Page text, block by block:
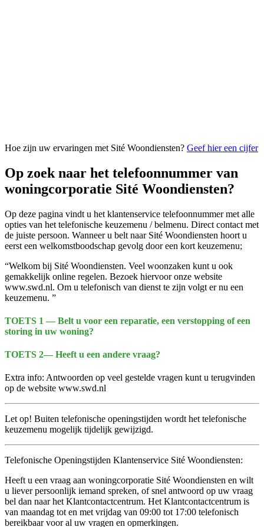
Hoe zijn uw ervaringen met Sité Woondiensten? Geef hier een cijfer
Op zoek naar het telefoonnummer van
woningcorporatie Sité Woondiensten?
Op deze pagina vindt u het klantenservice telefoonnummer met alle
opties van het telefonische keuzemenu / belmenu. Direct contact met
de juiste persoon. Wanneer u belt naar Sité Woondiensten hoort u
eerst een welkomstboodschap gevolg door een kort keuzemenu;
“Welkom bij Sité Woondiensten. Veel woonzaken kunt u ook
gemakkelijk online regelen. Bezoek hiervoor onze website
www.swd.nl. Om u telefonisch van dienst te zijn volgt er nu een
keuzemenu. ”
TOETS 1 — Belt u voor een reparatie, een verstopping of een
storing in uw woning?
TOETS 2— Heeft u een andere vraag?
Extra info: Antwoorden op veel gestelde vragen kunt u terugvinden
op de website www.swd.nl
Let op! Buiten telefonische openingstijden wordt het telefonische
keuzemenu mogelijk tijdelijk gewijzigd.
Telefonische Openingstijden Klantenservice Sité Woondiensten:
Heeft u een vraag aan woningcorporatie Sité Woondiensten en wilt
u liever persoonlijk iemand spreken, of snel antwoord op uw vraag
bel dan naar het Klantcontactcentrum. Het Klantcontactcentrum is
van maandag tot en met vrijdag van 09:00 tot 17:00 telefonisch
bereikbaar voor al uw vragen en opmerkingen.